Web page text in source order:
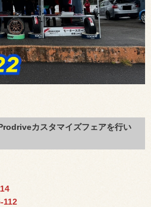
カスタマイズフェアを行い
112